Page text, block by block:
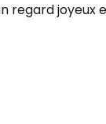
regard joyeux